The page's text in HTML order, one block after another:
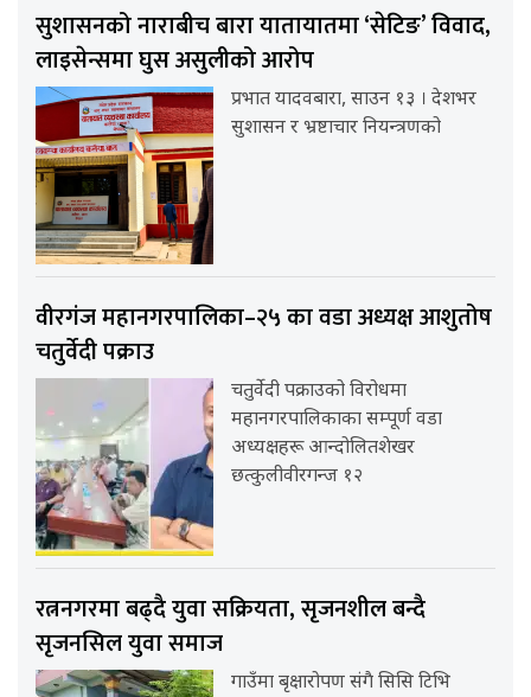
सुशासनको नाराबीच बारा यातायातमा ‘सेटिङ’ विवाद,
लाइसेन्समा घुस असुलीको आरोप
प्रभात यादवबारा, साउन १३ । देशभर
सुशासन र भ्रष्टाचार नियन्त्रणको
वीरगंज महानगरपालिका–२५ का वडा अध्यक्ष आशुतोष
चतुर्वेदी पक्राउ
चतुर्वेदी पक्राउको विरोधमा
महानगरपालिकाका सम्पूर्ण वडा
अध्यक्षहरू आन्दोलितशेखर
छत्कुलीवीरगन्ज १२
रत्ननगरमा बढ्दै युवा सक्रियता, सृजनशील बन्दै
सृजनसिल युवा समाज
गाउँमा बृक्षारोपण संगै सिसि टिभि